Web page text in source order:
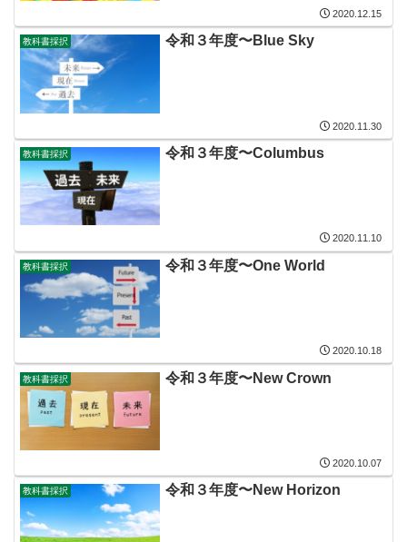
2020.12.15
教科書採択 令和３年度〜Blue Sky
2020.11.30
教科書採択 令和３年度〜Columbus
2020.11.10
教科書採択 令和３年度〜One World
2020.10.18
教科書採択 令和３年度〜New Crown
2020.10.07
教科書採択 令和３年度〜New Horizon